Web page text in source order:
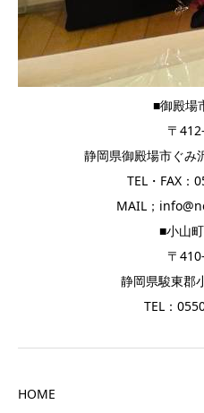
■御殿場
〒
静岡県御殿場市ぐみ
TEL・FAX：
MAIL；
■小山
〒
静岡県駿東郡
TEL：
HOME